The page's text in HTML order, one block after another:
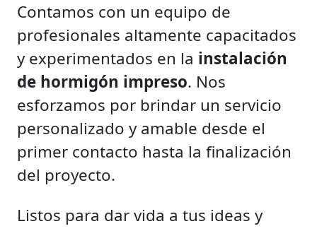
Contamos con un equipo de
profesionales altamente capacitados
y experimentados en la instalación
de hormigón impreso. Nos
esforzamos por brindar un servicio
personalizado y amable desde el
primer contacto hasta la finalización
del proyecto.
Listos para dar vida a tus ideas y